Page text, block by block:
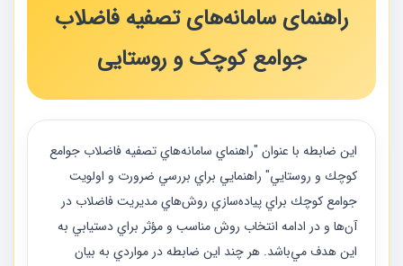
راهنمای سامانه‌های تصفیه فاضلاب
جوامع کوچک و روستایی
اين ضابطه با عنوان "راهنماي سامانه‌هاي تصفيه فاضلاب جوامع
كوچك و روستايي" راهنمايي براي بررسي ضرورت و اولويت
جوامع كوچك براي پياده‌سازي روش‌هاي مديريت فاضلاب در
آن‌ها و در ادامه انتخاب روش مناسب و مؤثر براي دستيابي به
اين هدف مي‌باشد. هر چند اين ضابطه در مواردي به بيان